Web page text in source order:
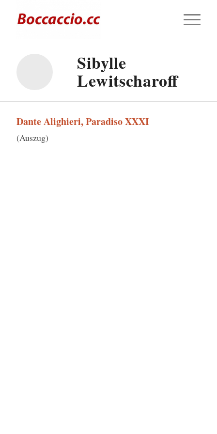
Sibylle
Lewitscharoff
Dante Alighieri, Paradiso XXXI
(Auszug)